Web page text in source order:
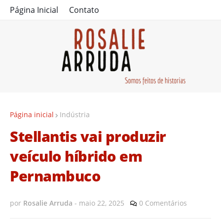
Página Inicial Contato
Página inicial Indústria
Stellantis vai produzir
veículo híbrido em
Pernambuco
por Rosalie Arruda - maio 22, 2025 0 Comentários